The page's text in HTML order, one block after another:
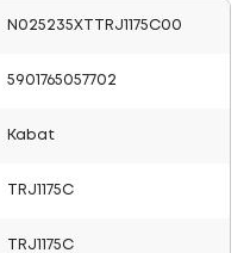
N025235XTTRJ1175C00
5901765057702
Kabat
TRJ1175C
TRJ1175C